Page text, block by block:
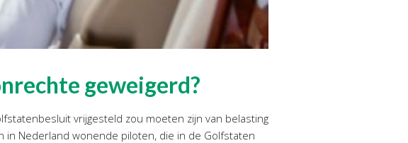
geweigerd?
vrijgesteld zou moeten zijn van belasting
Nederland wonende piloten, die in de Golfstaten